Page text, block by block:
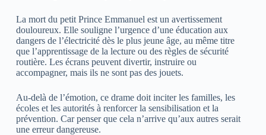
La mort du petit Prince Emmanuel est un avertissement
douloureux. Elle souligne l’urgence d’une éducation aux
dangers de l’électricité dès le plus jeune âge, au même titre
que l’apprentissage de la lecture ou des règles de sécurité
routière. Les écrans peuvent divertir, instruire ou
accompagner, mais ils ne sont pas des jouets.
Au-delà de l’émotion, ce drame doit inciter les familles, les
écoles et les autorités à renforcer la sensibilisation et la
prévention. Car penser que cela n’arrive qu’aux autres serait
une erreur dangereuse.